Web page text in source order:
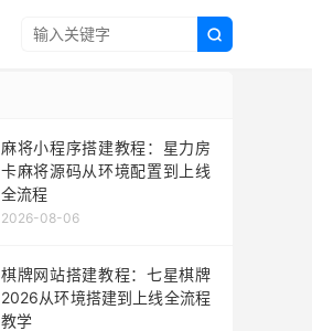

麻将小程序搭建教程：星力房
卡麻将源码从环境配置到上线
全流程
2026-08-06
棋牌网站搭建教程：七星棋牌
2026从环境搭建到上线全流程
教学